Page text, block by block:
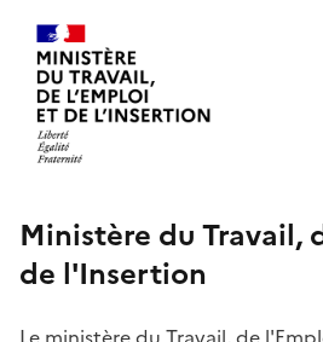
Ministère du Travail,
de l'Insertion